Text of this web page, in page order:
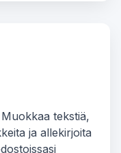
tekstiä,
ja allekirjoita